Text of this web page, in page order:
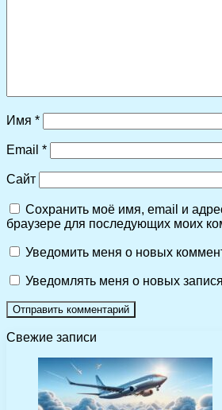
Имя *
Email *
Сайт
Сохранить моё имя, email и
браузере для последующих моих
Уведомить меня о новых
Уведомлять меня о новых
Свежие записи